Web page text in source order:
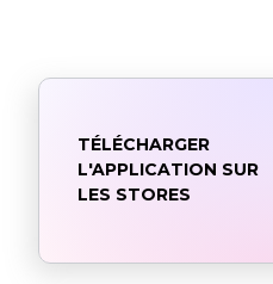
TÉLÉCHARGER
L'APPLICATION SUR
LES STORES